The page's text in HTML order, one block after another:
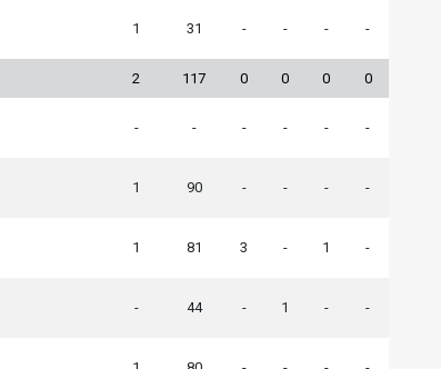
1 31 - - - -
2 117 0 0 0 0
- - - - - -
1 90 - - - -
1 81 3 - 1 -
- 44 - 1 - -